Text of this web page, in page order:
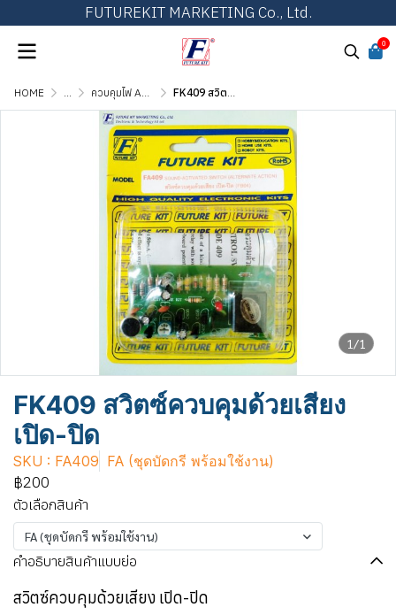
FUTUREKIT MARKETING Co., Ltd.
0
HOME ... ควบคุมไฟ AC ด้วยแสง, เสียง, รีโมท และตั้งเวลา FK409 สวิตซ์ควบคุมด้วยเสียง เปิด-ปิด
1/1
FK409 สวิตซ์ควบคุมด้วยเสียง
เปิด-ปิด
SKU : FA409 FA (ชุดบัดกรี พร้อมใช้งาน)
฿200
ตัวเลือกสินค้า
FA (ชุดบัดกรี พร้อมใช้งาน)
คำอธิบายสินค้าแบบย่อ
สวิตซ์ควบคุมด้วยเสียง เปิด-ปิด